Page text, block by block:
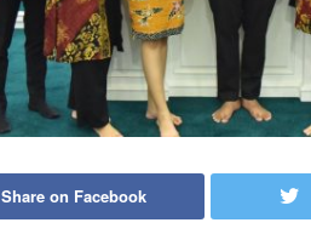
Share on Facebook